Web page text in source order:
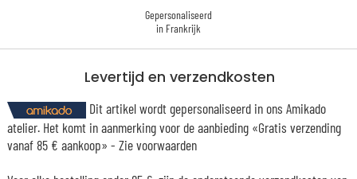
Gepersonaliseerd
in Frankrijk
Levertijd en verzendkosten
Dit artikel wordt gepersonaliseerd in ons Amikado
atelier. Het komt in aanmerking voor de aanbieding «Gratis verzending
vanaf 85 € aankoop» - Zie voorwaarden